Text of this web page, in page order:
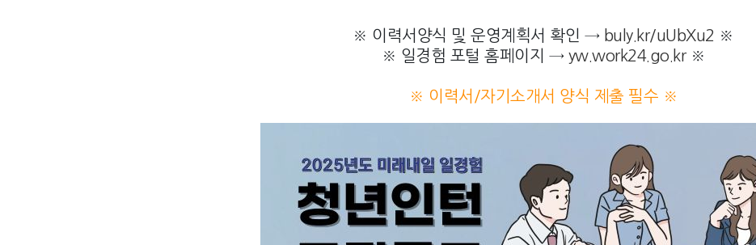
※ 이력서양식 및 운영계획서 확인 → buly.kr/uUbXu2 ※
※ 일경험 포털 홈페이지 → yw.work24.go.kr ※
※ 이력서/자기소개서 양식 제출 필수 ※